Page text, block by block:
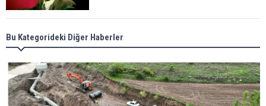
Meral Akşener ile Müsavat Dervişoğlu cenazede
görüntülendi
29 Mayıs okullar tatil mi?
Bu Kategorideki Diğer Haberler